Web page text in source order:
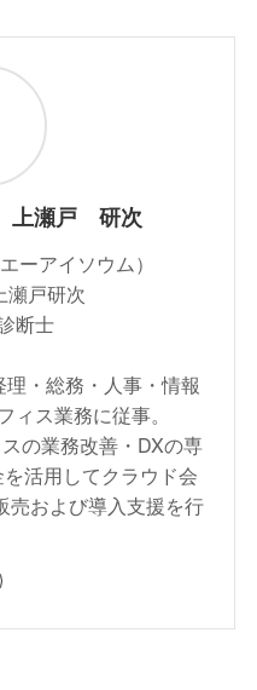
上瀬戸 研次
ーアイソウム）
瀬戸研次
断士
・総務・人事・情報
ス業務に従事。
の業務改善・DXの専
活用してクラウド会
売および導入支援を行